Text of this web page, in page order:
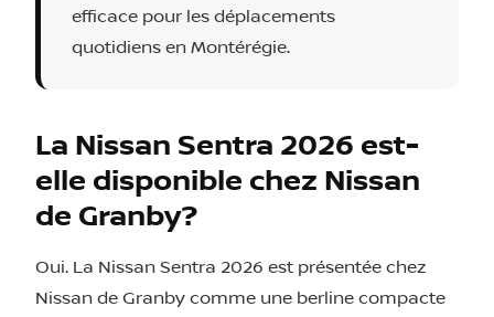
efficace pour les déplacements
quotidiens en Montérégie.
La Nissan Sentra 2026 est-
elle disponible chez Nissan
de Granby?
Oui. La Nissan Sentra 2026 est présentée chez
Nissan de Granby comme une berline compacte